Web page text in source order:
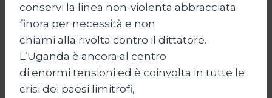
conservi la linea non-violenta abbracciata
finora per necessità e non
chiami alla rivolta contro il dittatore.
L’Uganda è ancora al centro
di enormi tensioni ed è coinvolta in tutte le
crisi dei paesi limitrofi,